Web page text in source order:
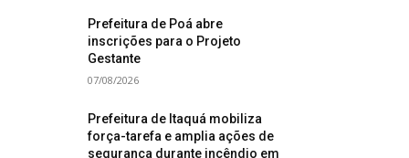
Prefeitura de Poá abre
inscrições para o Projeto
Gestante
07/08/2026
Prefeitura de Itaquá mobiliza
força-tarefa e amplia ações de
segurança durante incêndio em